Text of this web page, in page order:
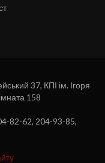
37, КПІ ім. Ігоря
158
82-62, 204-93-85,